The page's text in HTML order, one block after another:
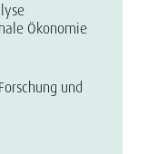
Ökonomie
und